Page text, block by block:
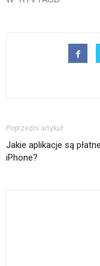
Poprzedni artykuł
Jakie aplikacje są
iPhone?